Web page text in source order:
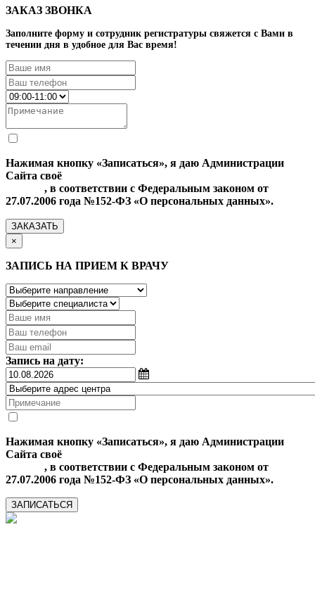
ЗАКАЗ ЗВОНКА
Заполните форму и сотрудник регистратуры свяжется с Вами в
течении дня в удобное для Вас время!
Нажимая кнопку «Записаться», я даю Администрации
Сайта своё
, в соответствии с Федеральным законом от
27.07.2006 года №152-ФЗ «О персональных данных».
ЗАКАЗАТЬ
×
ЗАПИСЬ НА ПРИЕМ К ВРАЧУ
Запись на дату:
Нажимая кнопку «Записаться», я даю Администрации
Сайта своё
, в соответствии с Федеральным законом от
27.07.2006 года №152-ФЗ «О персональных данных».
ЗАПИСАТЬСЯ